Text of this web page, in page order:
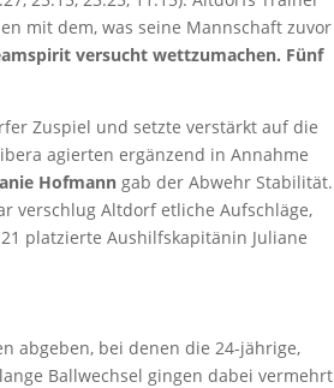
mit dem, was seine Mannschaft zuvor
versucht wettzumachen. Fünf
Zuspiel und setzte verstärkt auf die
agierten ergänzend in Annahme
Hofmann gab der Abwehr Stabilität.
verschlug Altdorf etliche Aufschläge,
platzierte Aushilfskapitänin Juliane
abgeben, bei denen die 24-jährige,
Ballwechsel gingen dabei vermehrt